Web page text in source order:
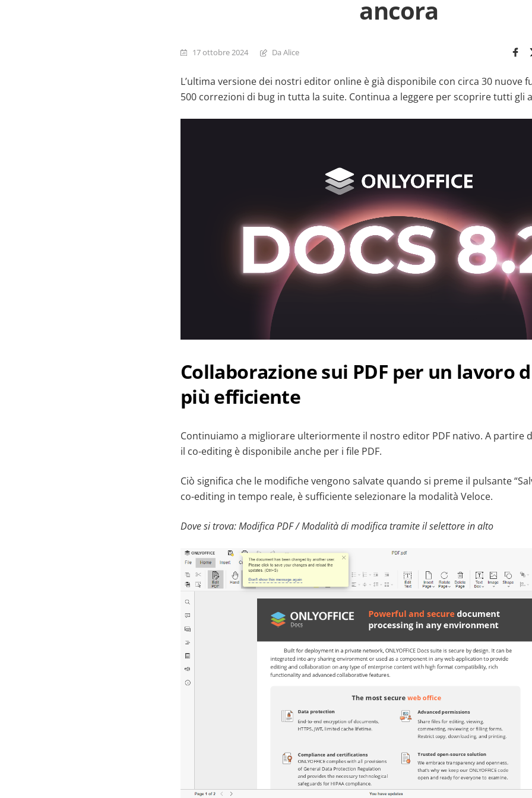
ancora
17 ottobre 2024 Da Alice
L’ultima versione dei nostri editor online è già disponibile con circa 30 nuove
500 correzioni di bug in tutta la suite. Continua a leggere per scoprire tutti gli
Collaborazione sui PDF per un lavoro
più efficiente
Continuiamo a migliorare ulteriormente il nostro editor PDF nativo. A partire
il co-editing è disponibile anche per i file PDF.
Ciò significa che le modifiche vengono salvate quando si preme il pulsante
co-editing in tempo reale, è sufficiente selezionare la modalità Veloce.
Dove si trova:Modifica PDF /Modalità di modifica tramite il selettore in alto